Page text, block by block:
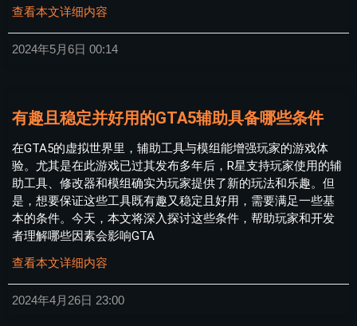
查看本文详细内容
2024年5月6日 00:14
有趣且稳定并好用的GTA5辅助具备哪些条件
在GTA5的虚拟世界里，辅助工具与模组能增强玩家的游戏体
验。尤其是在此游戏已过其发布多年后，R星支持玩家使用的辅
助工具、修改器和模组确实为玩家提供了新的玩法和乐趣。但
是，想要保证这些工具既有趣又稳定且好用，需要满足一些基
本的条件。今天，本文将深入探讨这些条件，帮助玩家和开发
者理解哪些因素会影响GTA
查看本文详细内容
2024年4月26日 23:00